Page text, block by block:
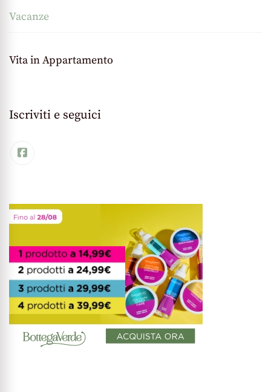
Vacanze
Vita in Appartamento
Iscriviti e seguici